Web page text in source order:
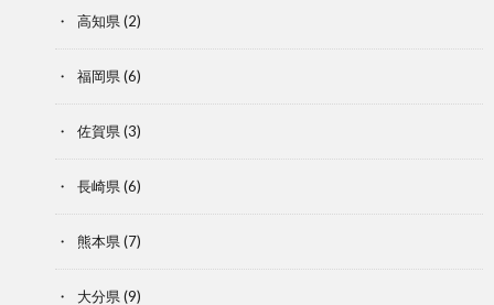
高知県(2)
福岡県(6)
佐賀県(3)
長崎県(6)
熊本県(7)
大分県(9)